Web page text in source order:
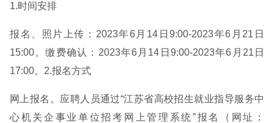
1.时间安排
报名、照片上传：2023年6月14日9:00-2023年6月21日
15:00。缴费确认：2023年6月14日9:00-2023年6月21日
17:00。2.报名方式
网上报名。应聘人员通过“江苏省高校招生就业指导服务中
心机关企事业单位招考网上管理系统”报名（网址：